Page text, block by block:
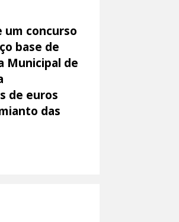
um concurso
base de
Municipal de
de euros
das